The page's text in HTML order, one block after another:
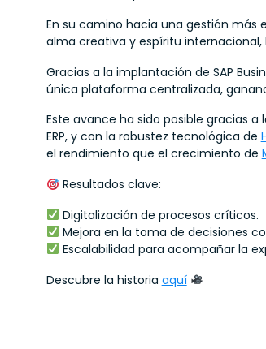
En su camino hacia una gestión
alma creativa y espíritu
Gracias a la implantación de SAP
única plataforma centralizada,
Este avance ha sido posible gracias
ERP, y con la robustez tecnológica de
el rendimiento que el crecimiento de
Resultados clave:
Digitalización de procesos críticos.
Mejora en la toma de decisiones
Escalabilidad para acompañar la
Descubre la historia aquí